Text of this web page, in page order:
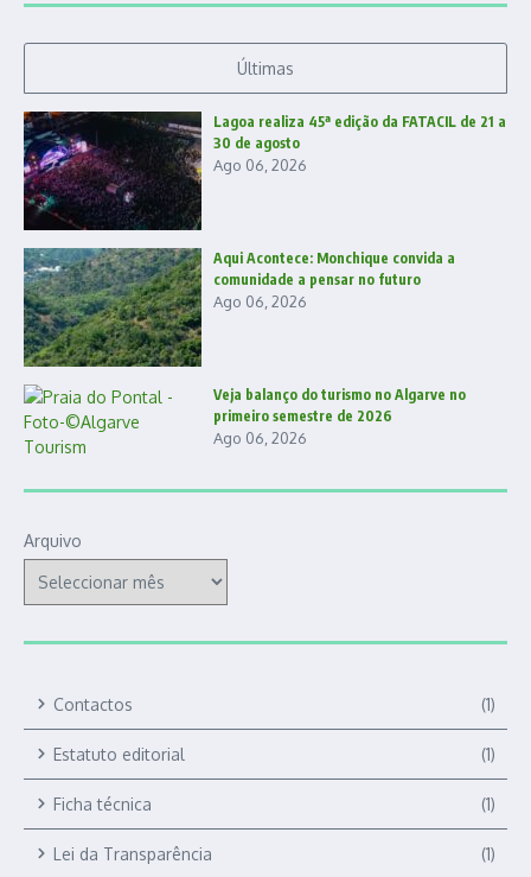
Últimas
Lagoa realiza 45ª edição da FATACIL de 21 a
30 de agosto
Ago 06, 2026
Aqui Acontece: Monchique convida a
comunidade a pensar no futuro
Ago 06, 2026
Veja balanço do turismo no Algarve no
primeiro semestre de 2026
Ago 06, 2026
Arquivo
Contactos (1)
Estatuto editorial (1)
Ficha técnica (1)
Lei da Transparência (1)